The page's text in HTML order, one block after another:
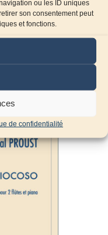
ou les ID uniques
son consentement peut
et fonctions.
de confidentialité